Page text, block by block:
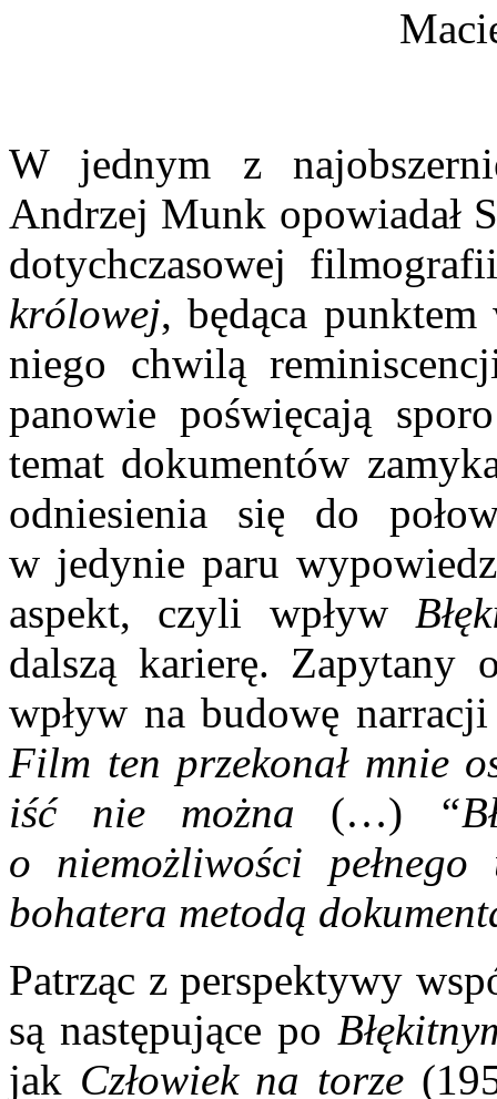
W jednym z
Andrzej Munk opowiadał
dotychczasowej
królowej, będąca
niego chwilą
panowie poświęcają
temat dokumentów
odniesienia się do
w jedynie paru
aspekt, czyli wpływ
dalszą karierę. Zapytany
wpływ na budowę
Film ten przekonał mnie
iść nie można (…)
o niemożliwości pełnego
bohatera metodą
Patrząc z perspektywy
są następujące po
jak Człowiek na torze